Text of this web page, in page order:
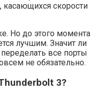
касающихся скорости
Но до этого момента
лучшим. Значит ли
все порты
не обязательно.
3?